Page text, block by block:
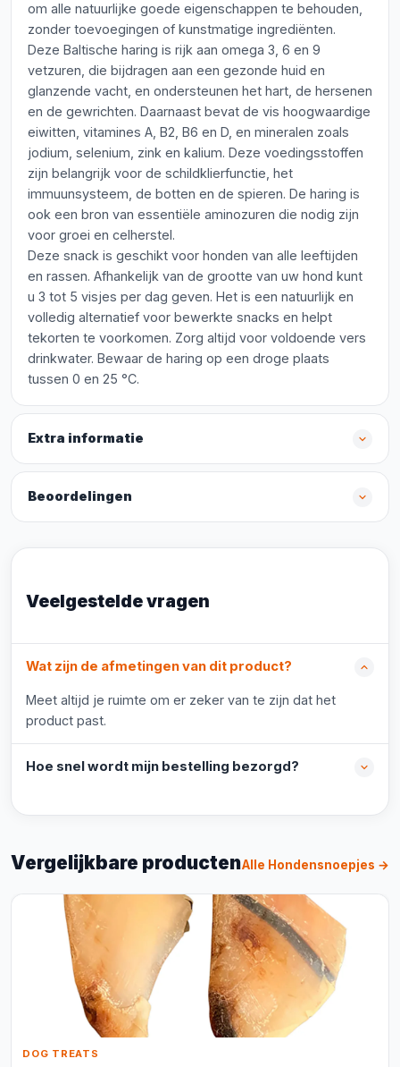
om alle natuurlijke goede eigenschappen te behouden,
zonder toevoegingen of kunstmatige ingrediënten.
Deze Baltische haring is rijk aan omega 3, 6 en 9
vetzuren, die bijdragen aan een gezonde huid en
glanzende vacht, en ondersteunen het hart, de hersenen
en de gewrichten. Daarnaast bevat de vis hoogwaardige
eiwitten, vitamines A, B2, B6 en D, en mineralen zoals
jodium, selenium, zink en kalium. Deze voedingsstoffen
zijn belangrijk voor de schildklierfunctie, het
immuunsysteem, de botten en de spieren. De haring is
ook een bron van essentiële aminozuren die nodig zijn
voor groei en celherstel.
Deze snack is geschikt voor honden van alle leeftijden
en rassen. Afhankelijk van de grootte van uw hond kunt
u 3 tot 5 visjes per dag geven. Het is een natuurlijk en
volledig alternatief voor bewerkte snacks en helpt
tekorten te voorkomen. Zorg altijd voor voldoende vers
drinkwater. Bewaar de haring op een droge plaats
tussen 0 en 25 °C.
Extra informatie
Beoordelingen
Veelgestelde vragen
Wat zijn de afmetingen van dit product?
Meet altijd je ruimte om er zeker van te zijn dat het
product past.
Hoe snel wordt mijn bestelling bezorgd?
Vergelijkbare productenAlle Hondensnoepjes →
DOG TREATS